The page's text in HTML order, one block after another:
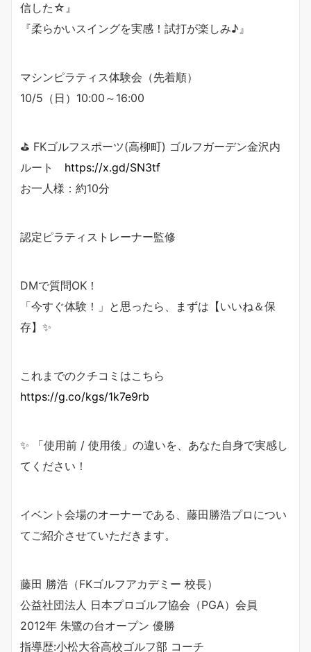
信した☆』
『柔らかいスイングを実感！試打が楽しみ♪』
マシンピラティス体験会（先着順）
10/5（日）10:00～16:00
⛳ FKゴルフスポーツ(高柳町) ゴルフガーデン金沢内
ルート https://x.gd/SN3tf
お一人様：約10分
認定ピラティストレーナー監修
DMで質問OK！
「今すぐ体験！」と思ったら、まずは【いいね＆保
存】✨
これまでのクチコミはこちら
https://g.co/kgs/1k7e9rb
✨ 「使用前 / 使用後」の違いを、あなた自身で実感し
てください！
イベント会場のオーナーである、藤田勝浩プロについ
てご紹介させていただきます。
藤田 勝浩（FKゴルフアカデミー 校長）
公益社団法人 日本プロゴルフ協会（PGA）会員
2012年 朱鷺の台オープン 優勝
指導歴:小松大谷高校ゴルフ部 コーチ